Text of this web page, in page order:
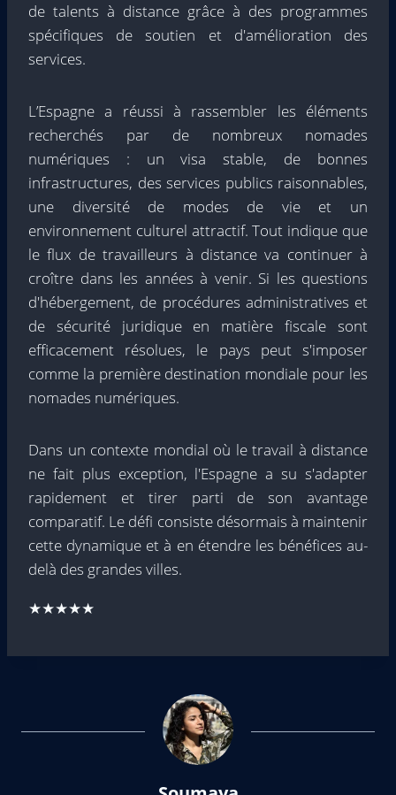
de talents à distance grâce à des programmes
spécifiques de soutien et d'amélioration des
services.
L’Espagne a réussi à rassembler les éléments
recherchés par de nombreux nomades
numériques : un visa stable, de bonnes
infrastructures, des services publics raisonnables,
une diversité de modes de vie et un
environnement culturel attractif. Tout indique que
le flux de travailleurs à distance va continuer à
croître dans les années à venir. Si les questions
d'hébergement, de procédures administratives et
de sécurité juridique en matière fiscale sont
efficacement résolues, le pays peut s'imposer
comme la première destination mondiale pour les
nomades numériques.
Dans un contexte mondial où le travail à distance
ne fait plus exception, l'Espagne a su s'adapter
rapidement et tirer parti de son avantage
comparatif. Le défi consiste désormais à maintenir
cette dynamique et à en étendre les bénéfices au-
delà des grandes villes.
★★★★★